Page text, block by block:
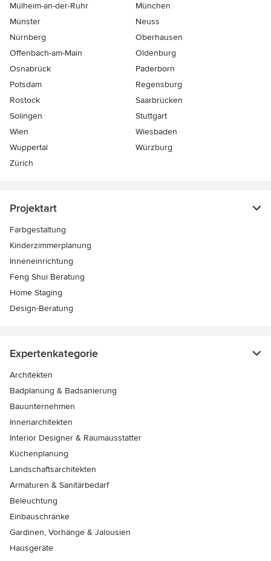
Mülheim-an-der-Ruhr
München
Münster
Neuss
Nürnberg
Oberhausen
Offenbach-am-Main
Oldenburg
Osnabrück
Paderborn
Potsdam
Regensburg
Rostock
Saarbrücken
Solingen
Stuttgart
Wien
Wiesbaden
Wuppertal
Würzburg
Zürich
Projektart
Farbgestaltung
Kinderzimmerplanung
Inneneinrichtung
Feng Shui Beratung
Home Staging
Design-Beratung
Expertenkategorie
Architekten
Badplanung & Badsanierung
Bauunternehmen
Innenarchitekten
Interior Designer & Raumausstatter
Küchenplanung
Landschaftsarchitekten
Armaturen & Sanitärbedarf
Beleuchtung
Einbauschränke
Gardinen, Vorhänge & Jalousien
Hausgeräte